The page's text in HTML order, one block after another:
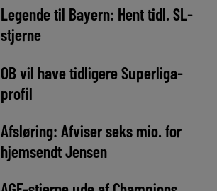
Legende til Bayern: Hent tidl. SL-
stjerne
OB vil have tidligere Superliga-
profil
Afsløring: Afviser seks mio. for
hjemsendt Jensen